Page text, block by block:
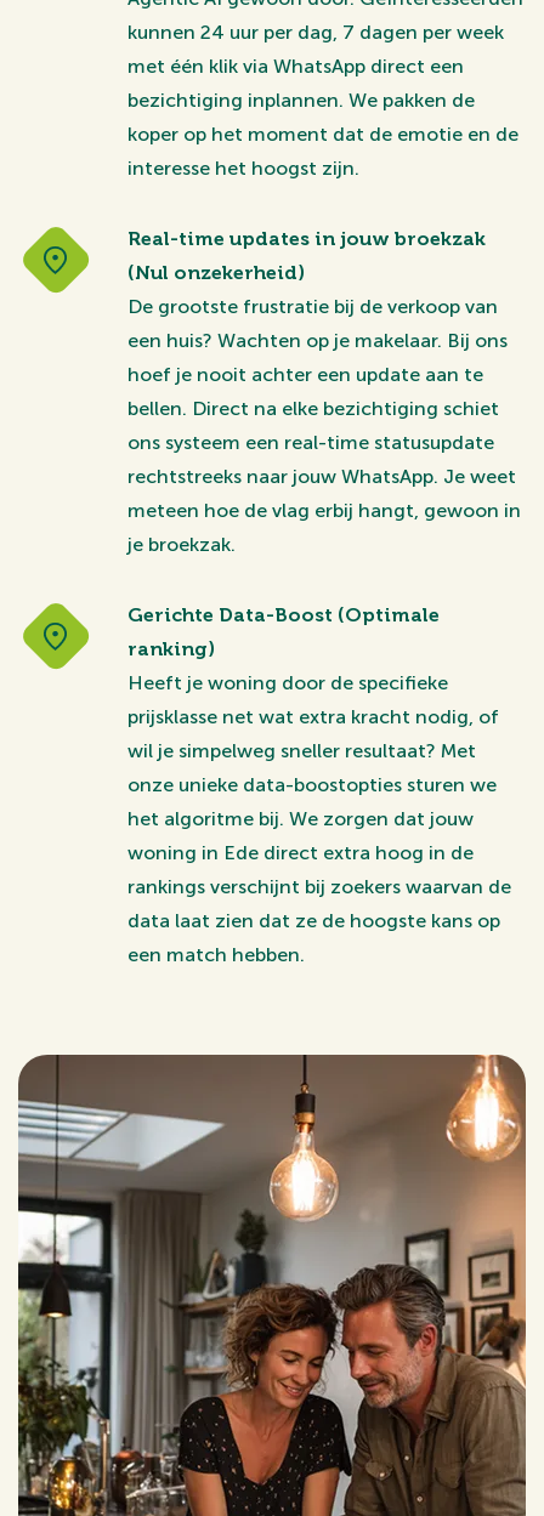
kunnen 24 uur per dag, 7 dagen per week
met één klik via WhatsApp direct een
bezichtiging inplannen. We pakken de
koper op het moment dat de emotie en de
interesse het hoogst zijn.
Real-time updates in jouw broekzak
(Nul onzekerheid)
De grootste frustratie bij de verkoop van
een huis? Wachten op je makelaar. Bij ons
hoef je nooit achter een update aan te
bellen. Direct na elke bezichtiging schiet
ons systeem een real-time statusupdate
rechtstreeks naar jouw WhatsApp. Je weet
meteen hoe de vlag erbij hangt, gewoon in
je broekzak.
Gerichte Data-Boost (Optimale
ranking)
Heeft je woning door de specifieke
prijsklasse net wat extra kracht nodig, of
wil je simpelweg sneller resultaat? Met
onze unieke data-boostopties sturen we
het algoritme bij. We zorgen dat jouw
woning in Ede direct extra hoog in de
rankings verschijnt bij zoekers waarvan de
data laat zien dat ze de hoogste kans op
een match hebben.